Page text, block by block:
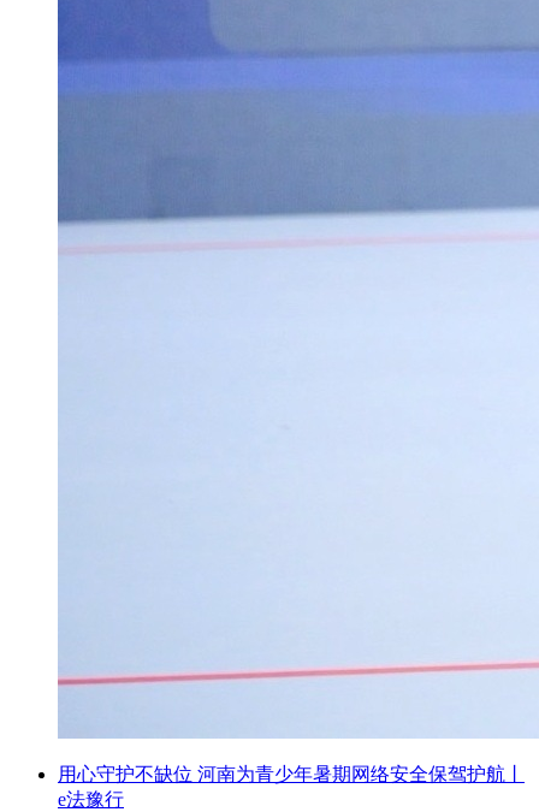
用心守护不缺位 河南为青少年暑期网络安全保驾护航丨
e法豫行